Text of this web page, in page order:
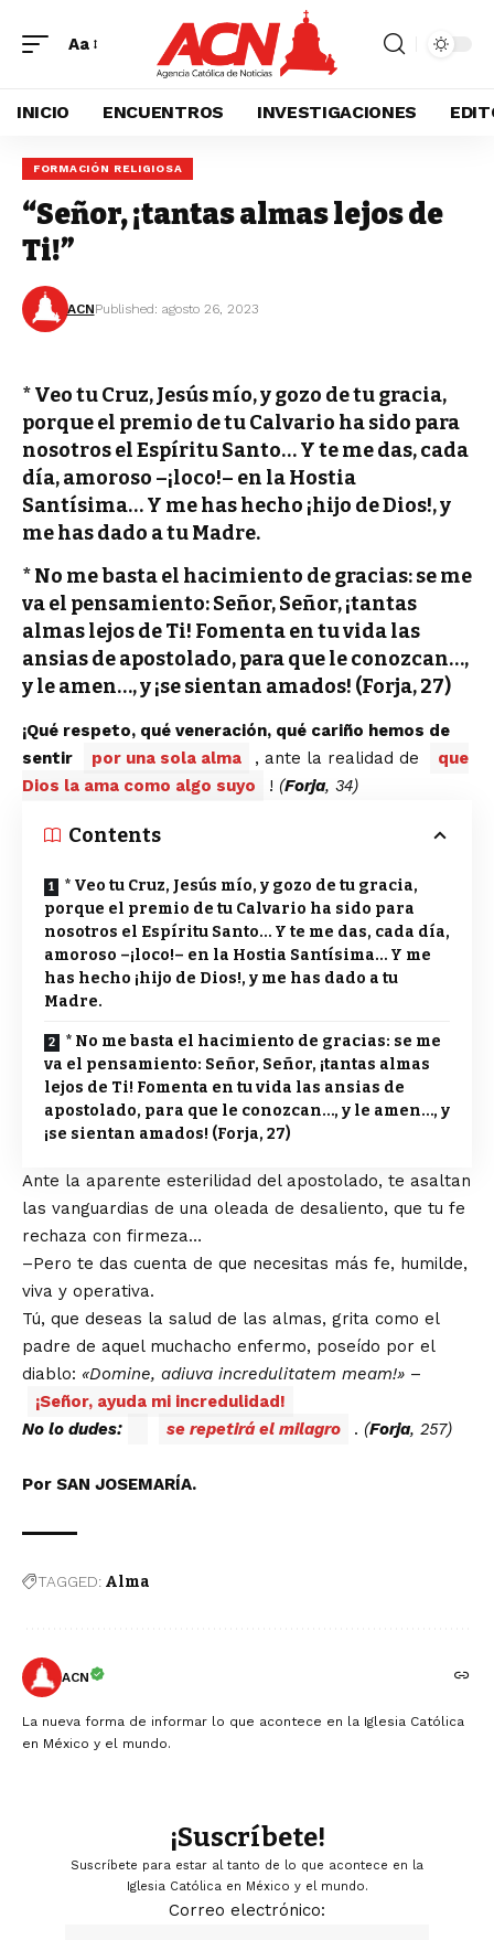
Aa
INICIO ENCUENTROS INVESTIGACIONES
FORMACIÓN RELIGIOSA
“Señor, ¡tantas almas lejos de
Ti!”
ACNPublished: agosto 26, 2023
* Veo tu Cruz, Jesús mío, y gozo de tu gracia,
porque el premio de tu Calvario ha sido para
nosotros el Espíritu Santo… Y te me das, cada
día, amoroso –¡loco!– en la Hostia
Santísima… Y me has hecho ¡hijo de Dios!, y
me has dado a tu Madre.
* No me basta el hacimiento de gracias: se me
va el pensamiento: Señor, Señor, ¡tantas
almas lejos de Ti! Fomenta en tu vida las
ansias de apostolado, para que le conozcan…,
y le amen…, y ¡se sientan amados! (Forja, 27)
¡Qué respeto, qué veneración, qué cariño hemos de
sentir
por una sola alma , ante la realidad de
que
Dios la ama como algo suyo
! (Forja, 34)
Contents
* Veo tu Cruz, Jesús mío, y gozo de tu gracia,
porque el premio de tu Calvario ha sido para
nosotros el Espíritu Santo… Y te me das, cada día,
amoroso –¡loco!– en la Hostia Santísima… Y me
has hecho ¡hijo de Dios!, y me has dado a tu
Madre.
* No me basta el hacimiento de gracias: se me
va el pensamiento: Señor, Señor, ¡tantas almas
lejos de Ti! Fomenta en tu vida las ansias de
apostolado, para que le conozcan…, y le amen…, y
¡se sientan amados! (Forja, 27)
Ante la aparente esterilidad del apostolado, te asaltan
las vanguardias de una oleada de desaliento, que tu fe
rechaza con firmeza…
–Pero te das cuenta de que necesitas más fe, humilde,
viva y operativa.
Tú, que deseas la salud de las almas, grita como el
padre de aquel muchacho enfermo, poseído por el
diablo: «Domine, adiuva incredulitatem meam!» –
¡Señor, ayuda mi incredulidad!
No lo dudes:
se repetirá el milagro . (Forja, 257)
Por SAN JOSEMARÍA.
TAGGED: Alma
ACN
La nueva forma de informar lo que acontece en la Iglesia Católica
en México y el mundo.
¡Suscríbete!
Suscríbete para estar al tanto de lo que acontece en la
Iglesia Católica en México y el mundo.
Correo electrónico: